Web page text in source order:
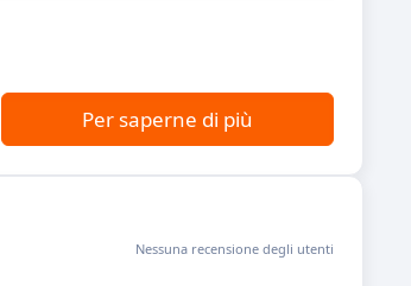
Per saperne di più
Nessuna recensione degli utenti